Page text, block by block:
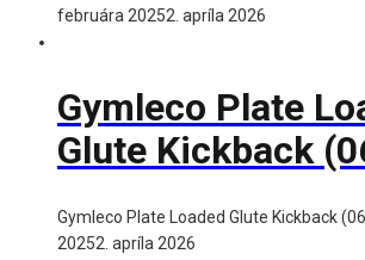
februára 20252. apríla 2026
Gymleco Plate
Glute Kickback
Gymleco Plate Loaded Glute Kickback
20252. apríla 2026